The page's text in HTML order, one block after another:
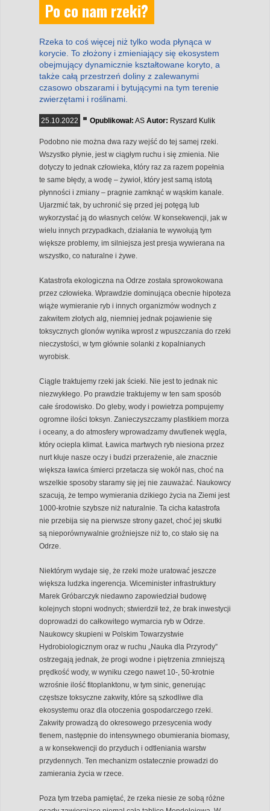
Po co nam rzeki?
Rzeka to coś więcej niż tylko woda płynąca w
korycie. To złożony i zmieniający się ekosystem
obejmujący dynamicznie kształtowane koryto, a
także całą przestrzeń doliny z zalewanymi
czasowo obszarami i bytującymi na tym terenie
zwierzętami i roślinami.
25.10.2022 Opublikował: AS Autor: Ryszard Kulik
Podobno nie można dwa razy wejść do tej samej rzeki.
Wszystko płynie, jest w ciągłym ruchu i się zmienia. Nie
dotyczy to jednak człowieka, który raz za razem popełnia
te same błędy, a wodę – żywioł, który jest samą istotą
płynności i zmiany – pragnie zamknąć w wąskim kanale.
Ujarzmić tak, by uchronić się przed jej potęgą lub
wykorzystać ją do własnych celów. W konsekwencji, jak w
wielu innych przypadkach, działania te wywołują tym
większe problemy, im silniejsza jest presja wywierana na
wszystko, co naturalne i żywe.
Katastrofa ekologiczna na Odrze została sprowokowana
przez człowieka. Wprawdzie dominująca obecnie hipoteza
wiąże wymieranie ryb i innych organizmów wodnych z
zakwitem złotych alg, niemniej jednak pojawienie się
toksycznych glonów wynika wprost z wpuszczania do rzeki
nieczystości, w tym głównie solanki z kopalnianych
wyrobisk.
Ciągle traktujemy rzeki jak ścieki. Nie jest to jednak nic
niezwykłego. Po prawdzie traktujemy w ten sam sposób
całe środowisko. Do gleby, wody i powietrza pompujemy
ogromne ilości toksyn. Zanieczyszczamy plastikiem morza
i oceany, a do atmosfery wprowadzamy dwutlenek węgla,
który ociepla klimat. Ławica martwych ryb niesiona przez
nurt kłuje nasze oczy i budzi przerażenie, ale znacznie
większa ławica śmierci przetacza się wokół nas, choć na
wszelkie sposoby staramy się jej nie zauważać. Naukowcy
szacują, że tempo wymierania dzikiego życia na Ziemi jest
1000-krotnie szybsze niż naturalnie. Ta cicha katastrofa
nie przebija się na pierwsze strony gazet, choć jej skutki
są nieporównywalnie groźniejsze niż to, co stało się na
Odrze.
Niektórym wydaje się, że rzeki może uratować jeszcze
większa ludzka ingerencja. Wiceminister infrastruktury
Marek Gróbarczyk niedawno zapowiedział budowę
kolejnych stopni wodnych; stwierdził też, że brak inwestycji
doprowadzi do całkowitego wymarcia ryb w Odrze.
Naukowcy skupieni w Polskim Towarzystwie
Hydrobiologicznym oraz w ruchu „Nauka dla Przyrody”
ostrzegają jednak, że progi wodne i piętrzenia zmniejszą
prędkość wody, w wyniku czego nawet 10-, 50-krotnie
wzrośnie ilość fitoplanktonu, w tym sinic, generując
częstsze toksyczne zakwity, które są szkodliwe dla
ekosystemu oraz dla otoczenia gospodarczego rzeki.
Zakwity prowadzą do okresowego przesycenia wody
tlenem, następnie do intensywnego obumierania biomasy,
a w konsekwencji do przyduch i odtleniania warstw
przydennych. Ten mechanizm ostatecznie prowadzi do
zamierania życia w rzece.
Poza tym trzeba pamiętać, że rzeka niesie ze sobą różne